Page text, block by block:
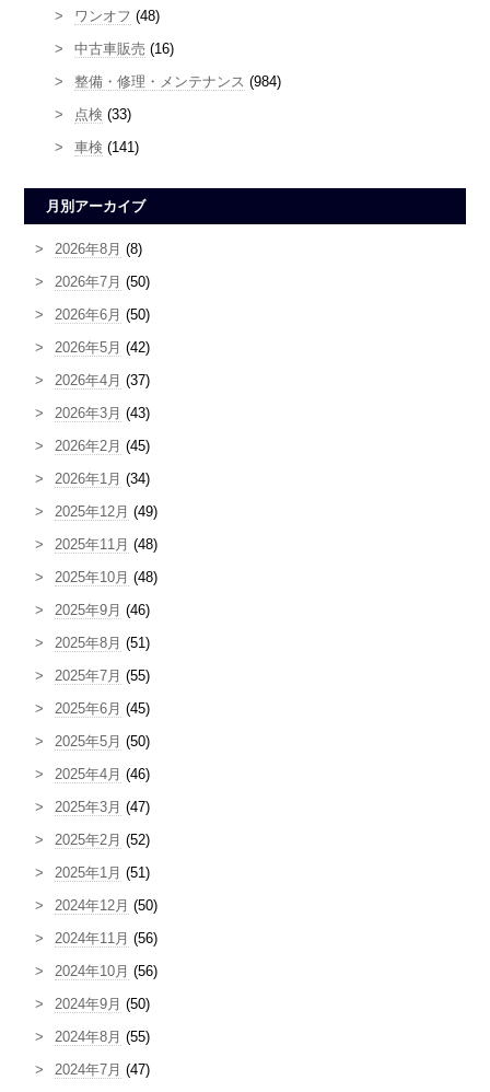
ワンオフ (48)
中古車販売 (16)
整備・修理・メンテナンス (984)
点検 (33)
車検 (141)
月別アーカイブ
2026年8月 (8)
2026年7月 (50)
2026年6月 (50)
2026年5月 (42)
2026年4月 (37)
2026年3月 (43)
2026年2月 (45)
2026年1月 (34)
2025年12月 (49)
2025年11月 (48)
2025年10月 (48)
2025年9月 (46)
2025年8月 (51)
2025年7月 (55)
2025年6月 (45)
2025年5月 (50)
2025年4月 (46)
2025年3月 (47)
2025年2月 (52)
2025年1月 (51)
2024年12月 (50)
2024年11月 (56)
2024年10月 (56)
2024年9月 (50)
2024年8月 (55)
2024年7月 (47)